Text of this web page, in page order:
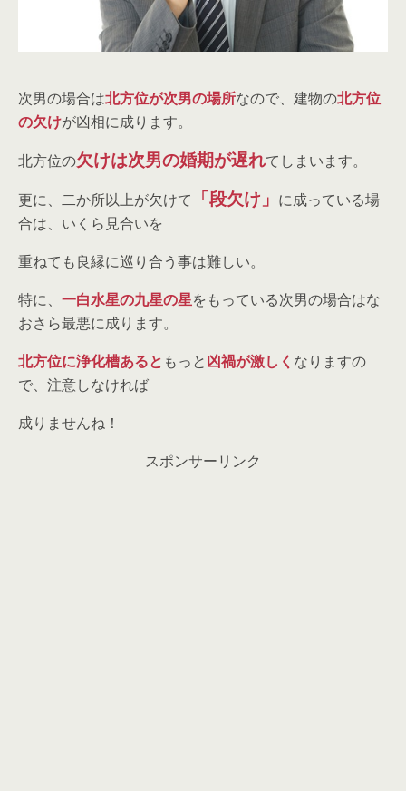
次男の場合は北方位が次男の場所なので、建物の北方位
の欠けが凶相に成ります。
北方位の欠けは次男の婚期が遅れてしまいます。
更に、二か所以上が欠けて 「段欠け」 に成っている場
合は、いくら見合いを
重ねても良縁に巡り合う事は難しい。
特に、 一白水星の九星の星をもっている次男の場合はな
おさら最悪に成ります。
北方位に浄化槽あると もっと凶禍が激しく なりますの
で、注意しなければ
成りませんね！
スポンサーリンク